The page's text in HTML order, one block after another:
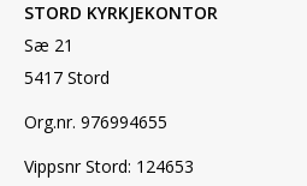
STORD KYRKJEKONTOR
Sæ 21
5417 Stord
Org.nr. 976994655
Vippsnr Stord: 124653